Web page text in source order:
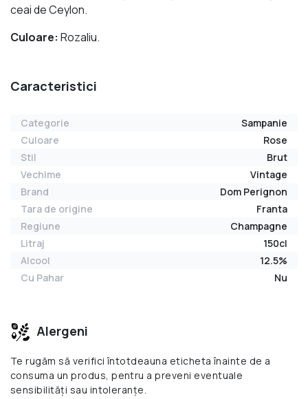
ceai de Ceylon.
Culoare: Rozaliu.
Caracteristici
Categorie
Sampanie
Culoare
Rose
Stil
Brut
Vechime
Vintage
Brand
Dom Perignon
Tara de origine
Franta
Regiune
Champagne
Litraj
150cl
Alcool
12.5%
Cu Pahar
Nu
Alergeni
Te rugăm să verifici întotdeauna eticheta înainte de a
consuma un produs, pentru a preveni eventuale
sensibilități sau intoleranțe.